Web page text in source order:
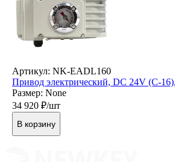
Артикул: NK-EADL160
Привод электрический, DC 24V (C-
Размер: None
34 920 ₽/шт
В корзину